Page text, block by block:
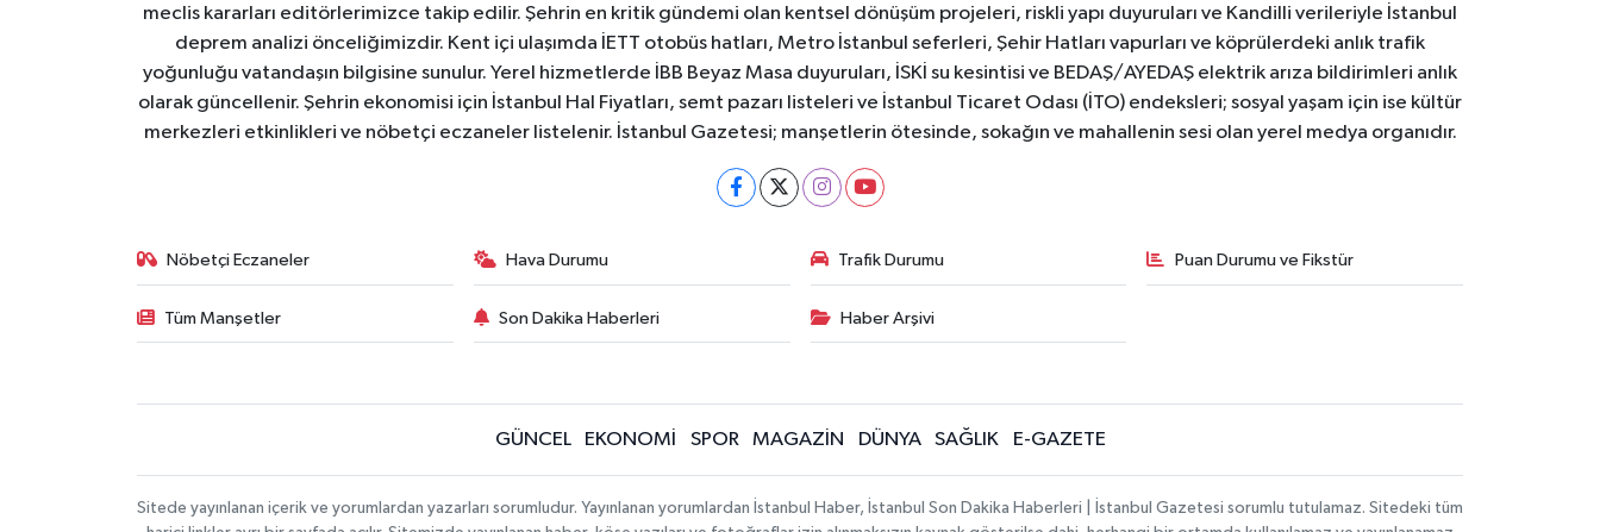
meclis kararları editörlerimizce takip edilir. Şehrin en kritik gündemi olan kentsel dönüşüm projeleri, riskli yapı duyuruları ve Kandilli verileriyle İstanbul
deprem analizi önceliğimizdir. Kent içi ulaşımda İETT otobüs hatları, Metro İstanbul seferleri, Şehir Hatları vapurları ve köprülerdeki anlık trafik
yoğunluğu vatandaşın bilgisine sunulur. Yerel hizmetlerde İBB Beyaz Masa duyuruları, İSKİ su kesintisi ve BEDAŞ/AYEDAŞ elektrik arıza bildirimleri anlık
olarak güncellenir. Şehrin ekonomisi için İstanbul Hal Fiyatları, semt pazarı listeleri ve İstanbul Ticaret Odası (İTO) endeksleri; sosyal yaşam için ise kültür
merkezleri etkinlikleri ve nöbetçi eczaneler listelenir. İstanbul Gazetesi; manşetlerin ötesinde, sokağın ve mahallenin sesi olan yerel medya organıdır.
Nöbetçi Eczaneler Hava Durumu Trafik Durumu Puan Durumu ve Fikstür
Tüm Manşetler Son Dakika Haberleri Haber Arşivi
GÜNCEL EKONOMİ SPOR MAGAZİN DÜNYA SAĞLIK E-GAZETE
Sitede yayınlanan içerik ve yorumlardan yazarları sorumludur. Yayınlanan yorumlardan İstanbul Haber, İstanbul Son Dakika Haberleri | İstanbul Gazetesi sorumlu tutulamaz. Sitedeki tüm